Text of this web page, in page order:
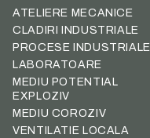
ATELIERE MECANICE
CLADIRI INDUSTRIALE
PROCESE INDUSTRIALE
LABORATOARE
MEDIU POTENTIAL
EXPLOZIV
MEDIU COROZIV
VENTILATIE LOCALA